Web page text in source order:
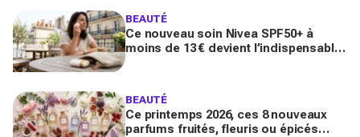
BEAUTÉ
Ce nouveau soin Nivea SPF50+ à
moins de 13 € devient l’indispensable
BEAUTÉ
Ce printemps 2026, ces 8 nouveaux
parfums fruités, fleuris ou épicés